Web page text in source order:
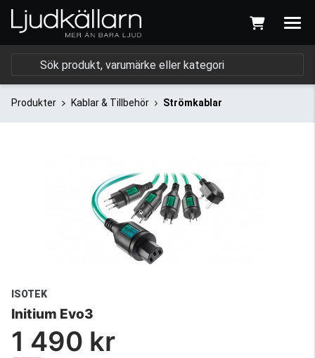
Produkter Kablar & Tillbehör Strömkablar
ISOTEK
Initium Evo3
1 490 kr